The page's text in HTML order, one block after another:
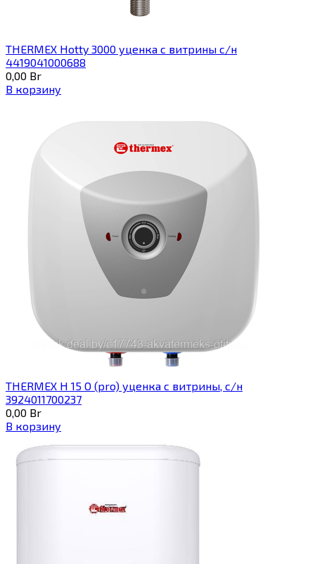
THERMEX Hotty 3000 уценка с витрины с/н
4419041000688
0,00 Br
В корзину
THERMEX H 15 O (pro) уценка с витрины, с/н
3924011700237
0,00 Br
В корзину